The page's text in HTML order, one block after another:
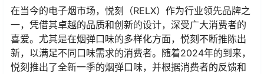
在当今的电子烟市场，悦刻（RELX）作为行业领先品牌之
一，凭借其卓越的品质和创新的设计，深受广大消费者的
喜爱。尤其是在烟弹口味的多样化方面，悦刻不断推陈出
新，以满足不同口味需求的消费者。随着2024年的到来，
悦刻推出了全新一季的烟弹口味，并根据消费者的反馈和